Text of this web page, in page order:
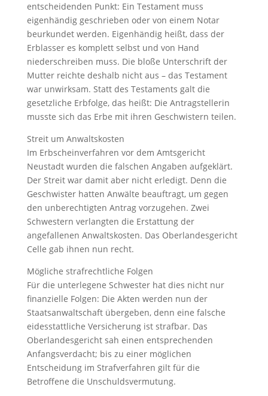
entscheidenden Punkt: Ein Testament muss
eigenhändig geschrieben oder von einem Notar
beurkundet werden. Eigenhändig heißt, dass der
Erblasser es komplett selbst und von Hand
niederschreiben muss. Die bloße Unterschrift der
Mutter reichte deshalb nicht aus – das Testament
war unwirksam. Statt des Testaments galt die
gesetzliche Erbfolge, das heißt: Die Antragstellerin
musste sich das Erbe mit ihren Geschwistern teilen.
Streit um Anwaltskosten
Im Erbscheinverfahren vor dem Amtsgericht
Neustadt wurden die falschen Angaben aufgeklärt.
Der Streit war damit aber nicht erledigt. Denn die
Geschwister hatten Anwälte beauftragt, um gegen
den unberechtigten Antrag vorzugehen. Zwei
Schwestern verlangten die Erstattung der
angefallenen Anwaltskosten. Das Oberlandesgericht
Celle gab ihnen nun recht.
Mögliche strafrechtliche Folgen
Für die unterlegene Schwester hat dies nicht nur
finanzielle Folgen: Die Akten werden nun der
Staatsanwaltschaft übergeben, denn eine falsche
eidesstattliche Versicherung ist strafbar. Das
Oberlandesgericht sah einen entsprechenden
Anfangsverdacht; bis zu einer möglichen
Entscheidung im Strafverfahren gilt für die
Betroffene die Unschuldsvermutung.